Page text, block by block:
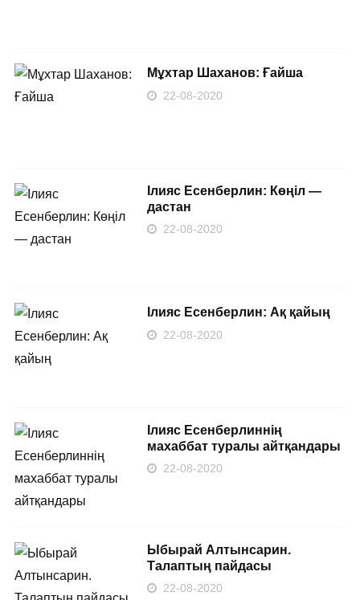
Мұхтар Шаханов: Ғайша
22-08-2020
Ілияс Есенберлин: Көңіл —
дастан
22-08-2020
Ілияс Есенберлин: Ақ қайың
22-08-2020
Ілияс Есенберлиннің
махаббат туралы айтқандары
22-08-2020
Ыбырай Алтынсарин.
Талаптың пайдасы
22-08-2020